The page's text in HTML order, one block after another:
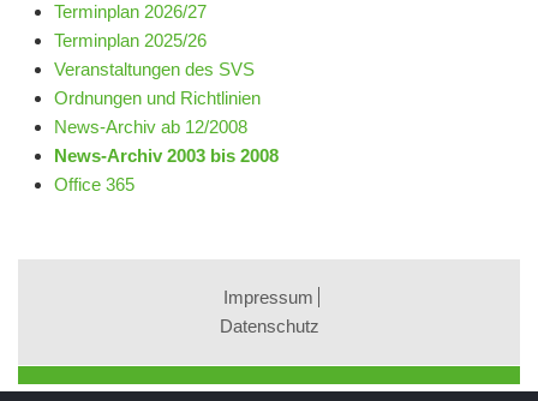
Terminplan 2026/27
Terminplan 2025/26
Veranstaltungen des SVS
Ordnungen und Richtlinien
News-Archiv ab 12/2008
News-Archiv 2003 bis 2008
Office 365
Impressum
Datenschutz